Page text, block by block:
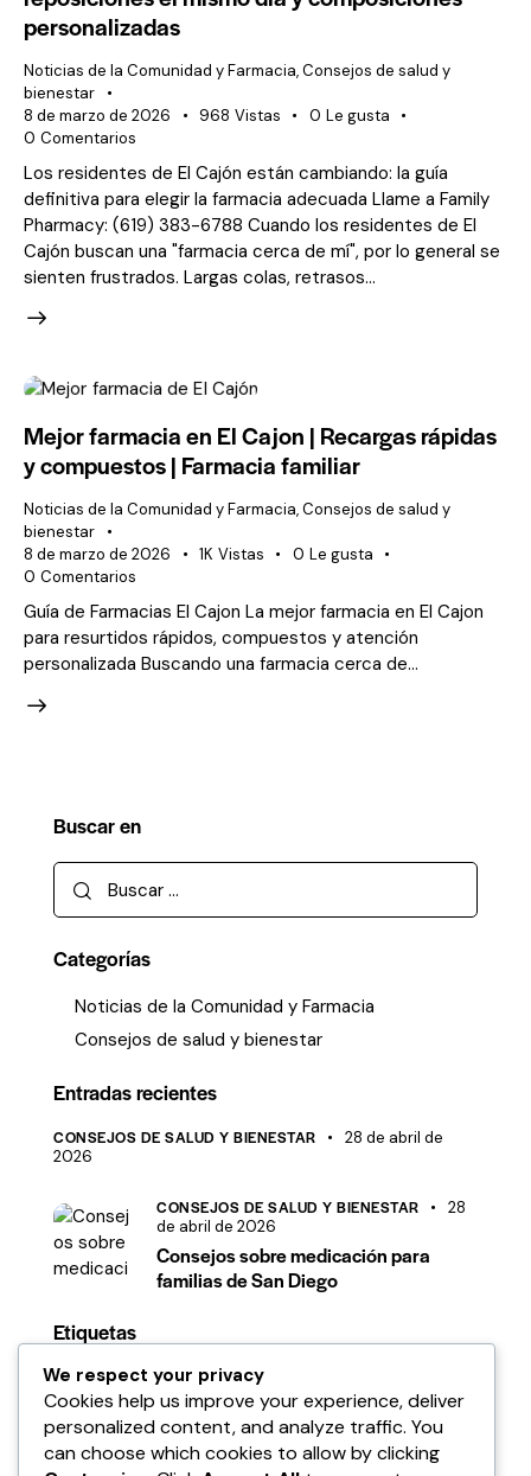
personalizadas
Noticias de la Comunidad y Farmacia,Consejos de salud y
bienestar
8 de marzo de 2026
968 Vistas 0 Le gusta
0 Comentarios
Los residentes de El Cajón están cambiando: la guía
definitiva para elegir la farmacia adecuada Llame a Family
Pharmacy: (619) 383-6788 Cuando los residentes de El
Cajón buscan una "farmacia cerca de mí", por lo general se
sienten frustrados. Largas colas, retrasos...
Mejor farmacia en El Cajon | Recargas rápidas
y compuestos | Farmacia familiar
Noticias de la Comunidad y Farmacia,Consejos de salud y
bienestar
8 de marzo de 2026
1K Vistas 0 Le gusta
0 Comentarios
Guía de Farmacias El Cajon La mejor farmacia en El Cajon
para resurtidos rápidos, compuestos y atención
personalizada Buscando una farmacia cerca de...
Buscar en
Buscar:
Categorías
Noticias de la Comunidad y Farmacia
Consejos de salud y bienestar
Entradas recientes
CONSEJOS DE SALUD Y BIENESTAR
28 de abril de
2026
CONSEJOS DE SALUD Y BIENESTAR
28
de abril de 2026
Consejos sobre medicación para
familias de San Diego
Etiquetas
We respect your privacy
Cookies help us improve your experience, deliver
personalized content, and analyze traffic. You
can choose which cookies to allow by clicking